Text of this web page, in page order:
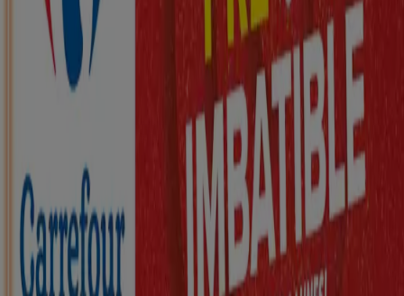
ZEEMAN
Ha llegado nuestra nueva colección
infantil
Cuevas de San Marcos
KIK
Más diversión en el cole